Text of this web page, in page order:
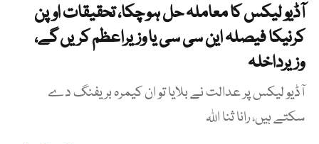
آڈیو لیکس کا معاملہ حل ہو چکا، تحقیقات اوپن
کرنیکا فیصلہ این سی سی یا وزیراعظم کریں گے،
وزیرداخلہ
آڈیو لیکس پر عدالت نے بلایا تو ان کیمرہ بریفنگ دے
سکتے ہیں، رانا ثنا اللہ